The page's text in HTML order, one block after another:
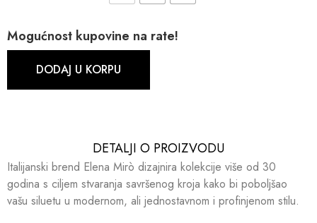
Mogućnost kupovine na rate!
DODAJ U KORPU
DETALJI O PROIZVODU​​
Italijanski brend Elena Mirò dizajnira kolekcije više od 30
godina s ciljem stvaranja savršenog kroja kako bi poboljšao
vašu siluetu u modernom, ali jednostavnom i profinjenom stilu.